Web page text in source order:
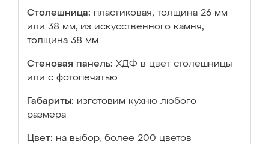
Столешница: пластиковая, толщина 26 мм
или 38 мм; из искусственного камня,
толщина 38 мм
Стеновая панель: ХДФ в цвет столешницы
или с фотопечатью
Габариты: изготовим кухню любого
размера
Цвет: на выбор, более 200 цветов